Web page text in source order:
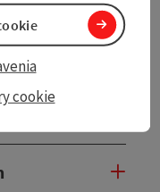
ascent until
cookie